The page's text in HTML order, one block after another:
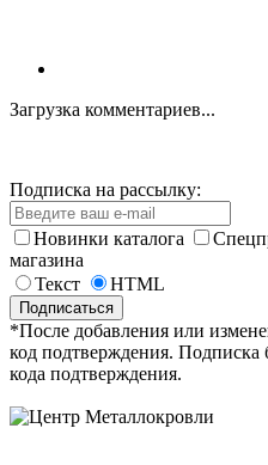
Загрузка комментариев...
Подписка на рассылку:
Новинки каталога
магазина
Текст
HTML
*После добавления или
код подтверждения. Подписка
кода подтверждения.